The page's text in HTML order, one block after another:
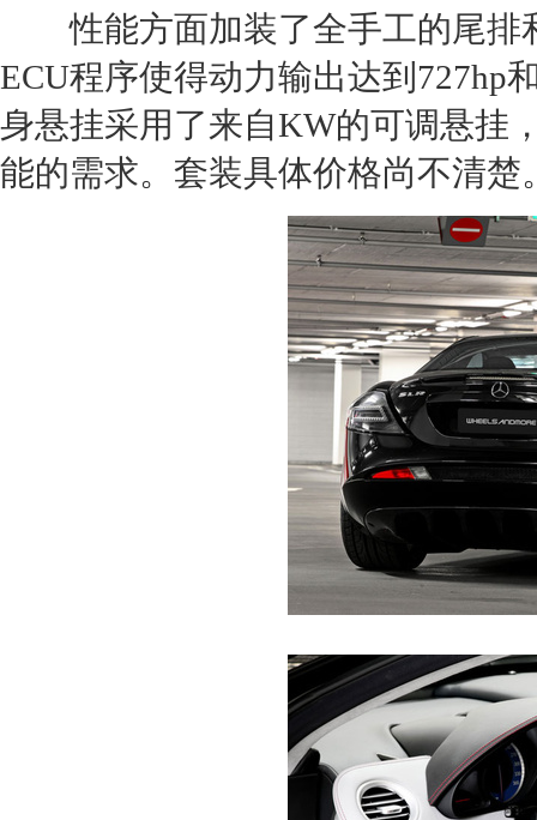
性能方面加装了全手工的尾排
ECU程序使得动力输出达到727hp
身悬挂采用了来自KW的可调悬挂
能的需求。套装具体价格尚不清楚